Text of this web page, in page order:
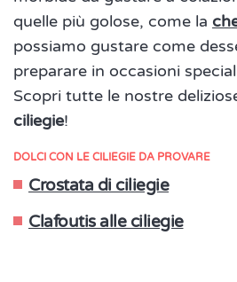
quelle più golose, come la
possiamo gustare come
preparare in occasioni
Scopri tutte le nostre
ciliegie!
DOLCI CON LE CILIEGIE DA PROVARE
Crostata di ciliegie
Clafoutis alle ciliegie